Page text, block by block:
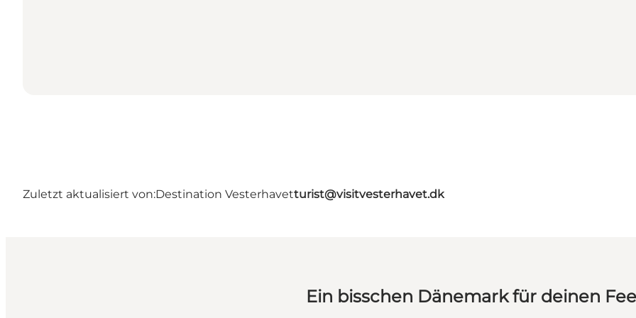
Zuletzt aktualisiert von:Destination Vesterhavetturist@visitvesterhavet.dk
Ein bisschen Dänemark für deinen